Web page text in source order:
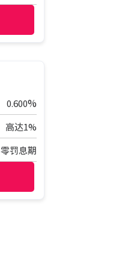
0.600%
高达1%
零罚息期